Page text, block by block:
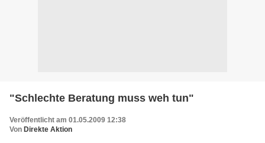
"Schlechte Beratung muss weh tun"
Veröffentlicht am 01.05.2009 12:38
Von Direkte Aktion